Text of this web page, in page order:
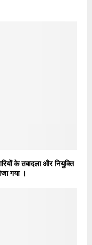
के तबादला और नियुक्ति
गया ।